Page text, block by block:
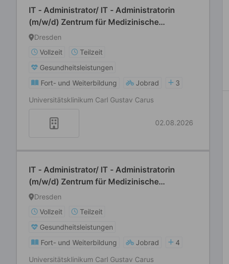
IT - Administrator/ IT - Administratorin
(m/w/d) Zentrum für Medizinische
Informatik
Dresden
Vollzeit
Teilzeit
Gesundheitsleistungen
Fort- und Weiterbildung
Jobrad
3
Universitätsklinikum Carl Gustav Carus
02.08.2026
IT - Administrator/ IT - Administratorin
(m/w/d) Zentrum für Medizinische
Informatik
Dresden
Vollzeit
Teilzeit
Gesundheitsleistungen
Fort- und Weiterbildung
Jobrad
4
Universitätsklinikum Carl Gustav Carus